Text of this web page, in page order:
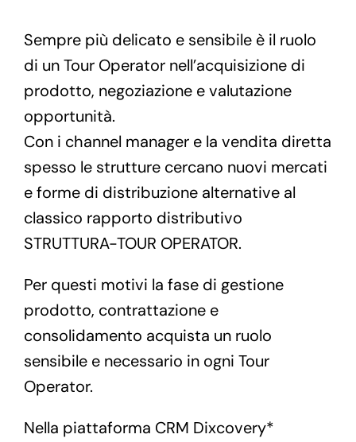
Sempre più delicato e sensibile è il ruolo
di un Tour Operator nell’acquisizione di
prodotto, negoziazione e valutazione
opportunità.
Con i channel manager e la vendita diretta
spesso le strutture cercano nuovi mercati
e forme di distribuzione alternative al
classico rapporto distributivo
STRUTTURA-TOUR OPERATOR.
Per questi motivi la fase di gestione
prodotto, contrattazione e
consolidamento acquista un ruolo
sensibile e necessario in ogni Tour
Operator.
Nella piattaforma CRM Dixcovery*